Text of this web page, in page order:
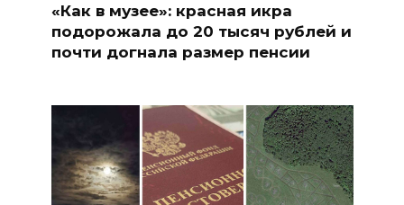
«Как в музее»: красная икра
подорожала до 20 тысяч рублей и
почти догнала размер пенсии